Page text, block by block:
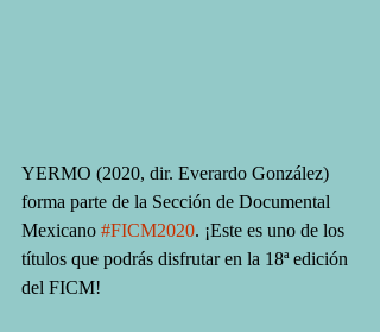
YERMO (2020, dir. Everardo González)
forma parte de la Sección de Documental
Mexicano #FICM2020. ¡Este es uno de los
títulos que podrás disfrutar en la 18ª edición
del FICM!